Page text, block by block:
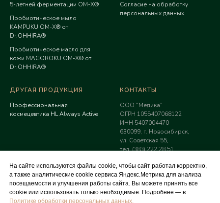
На сайте используются файлы cookie, чтобы сайт работал корректно,
а также аналитические cookie сервиса Яндекс.Метрика для анализа
посещаемости и улучшения работы сайта. Вы можете принять все
cookie или использовать только необходимые. Подробнее — в
Политике обработки персональных данных.
5-летней ферментации ОМ-Х®
Пробиотическое мыло
KAMPUKU ОМ-Х® от
Dr.OHHIRA®
Пробиотическое масло для
кожи MAGOROKU ОМ-Х® от
Dr.OHHIRA®
Согласие на обработку
персональных данных
ДРУГАЯ ПРОДУКЦИЯ
Профессиональная
космецевтика HL Always Active
КОНТАКТЫ
ООО "Медика"
ОГРН 1055407068122
ИНН 5407004470
630099, г. Новосибирск,
ул. Советская 55,
тел. (383) 222 28 51,
osibestmedica@mail.ru